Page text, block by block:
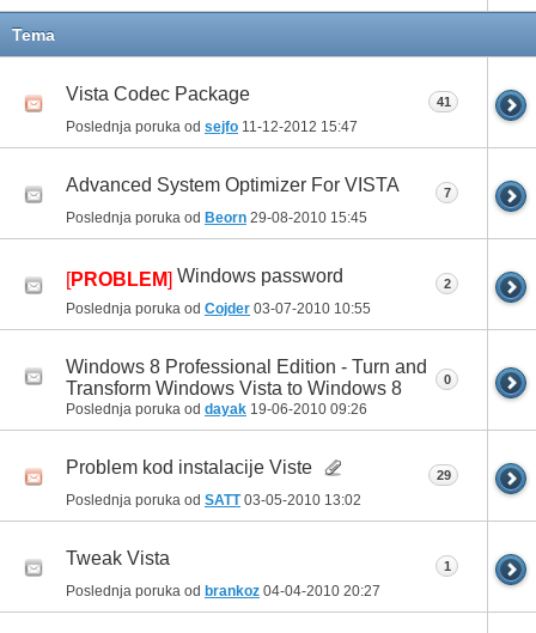
Tema
Vista Codec Package
Poslednja poruka od sejfo 11-12-2012 15:47
41
Advanced System Optimizer For VISTA
Poslednja poruka od Beorn 29-08-2010 15:45
7
[PROBLEM] Windows password
Poslednja poruka od Cojder 03-07-2010 10:55
2
Windows 8 Professional Edition - Turn and
Transform Windows Vista to Windows 8
Poslednja poruka od dayak 19-06-2010 09:26
0
Problem kod instalacije Viste
Poslednja poruka od SATT 03-05-2010 13:02
29
Tweak Vista
Poslednja poruka od brankoz 04-04-2010 20:27
1